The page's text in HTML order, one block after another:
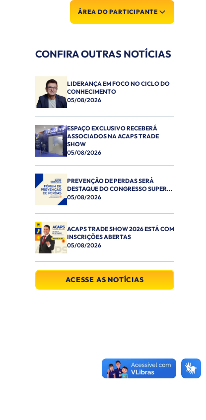
ÁREA DO PARTICIPANTE
CONFIRA OUTRAS NOTÍCIAS
LIDERANÇA EM FOCO NO CICLO DO
CONHECIMENTO
05/08/2026
ESPAÇO EXCLUSIVO RECEBERÁ
ASSOCIADOS NA ACAPS TRADE
SHOW
05/08/2026
PREVENÇÃO DE PERDAS SERÁ
DESTAQUE DO CONGRESSO SUPER...
05/08/2026
ACAPS TRADE SHOW 2026 ESTÁ COM
INSCRIÇÕES ABERTAS
05/08/2026
ACESSE AS NOTÍCIAS